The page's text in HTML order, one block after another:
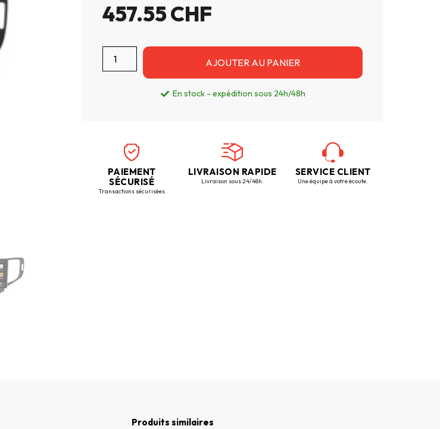
457.55CHF
AJOUTER AU PANIER
En stock - expédition sous 24h/48h
PAIEMENT
SÉCURISÉ
Transactions sécurisées
LIVRAISON RAPIDE
Livraison sous 24/48h.
SERVICE CLIENT
Une équipe à votre écoute.
Produits similaires